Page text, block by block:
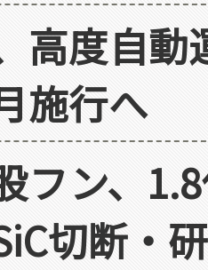
高度自
施行へ
フン、
切断・